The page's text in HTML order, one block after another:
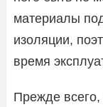
материалы
изоляции,
время
Прежде всего,